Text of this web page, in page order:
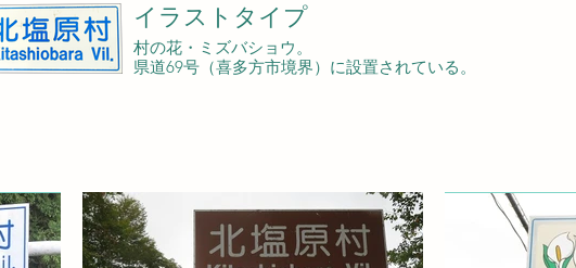
イラストタイプ
村の花・ミズバショウ。
県道69号（喜多方市境界）に設置されている。